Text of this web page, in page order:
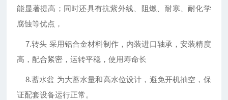
能显著提高；同时还具有抗紫外线、阻燃、耐寒、耐化学
腐蚀等优点，
7.转头 采用铝合金材料制作，内装进口轴承，安装精度
高，配合紧密，运转平稳，使用寿命长
8.蓄水盆 为大蓄水量和高水位设计，避免开机抽空，保
证配套设备运行正常。